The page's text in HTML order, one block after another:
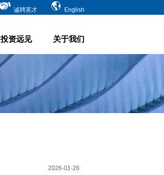
诚聘英才 English
投资远见 关于我们
2026-01-26